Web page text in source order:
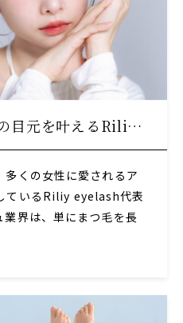
目元を叶えるRili…
くの女性に愛されるア
ているRiliy eyelash代表
界は、単にまつ毛を長